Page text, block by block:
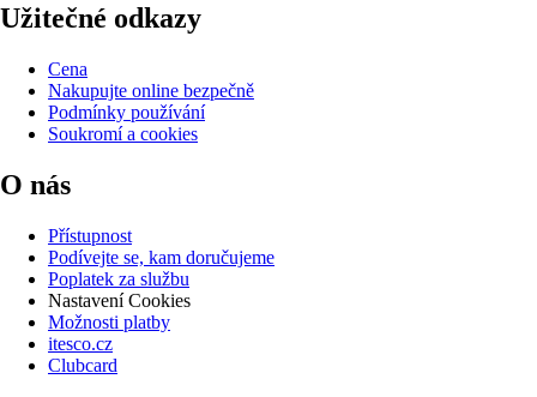
Užitečné odkazy
Cena
Nakupujte online bezpečně
Podmínky používání
Soukromí a cookies
O nás
Přístupnost
Podívejte se, kam doručujeme
Poplatek za službu
Nastavení Cookies
Možnosti platby
itesco.cz
Clubcard